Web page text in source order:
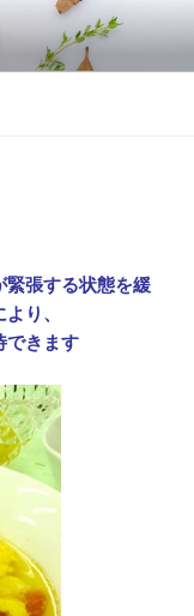
緊張する状態を緩
り、
できます